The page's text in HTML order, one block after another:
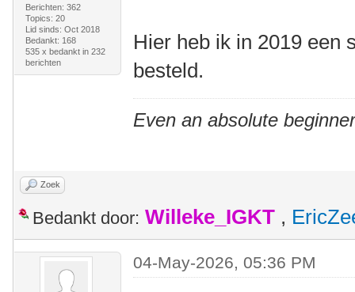
Berichten: 362
Topics: 20
Lid sinds: Oct 2018
Bedankt: 168
535 x bedankt in 232
berichten
Hier heb ik in 2019 een
besteld.
Even an absolute
Zoek
Bedankt door: Willeke_IGKT ,
04-May-2026, 05:36 PM